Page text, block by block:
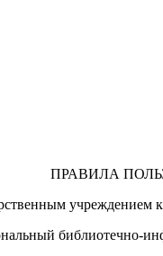
ПРАВИЛА
учреждением
библиотечно-